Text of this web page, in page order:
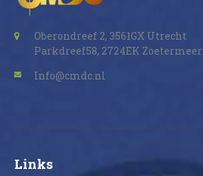
Oberondreef 2, 3561GX Utrecht
Parkdreef58, 2724EK Zoetermeer
Info@cmdc.nl
Links